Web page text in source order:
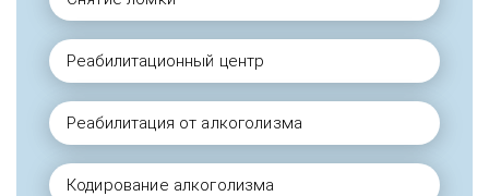
Реабилитационный центр
Реабилитация от алкоголизма
Кодирование алкоголизма